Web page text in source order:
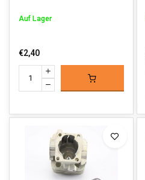
Auf Lager
€2,40